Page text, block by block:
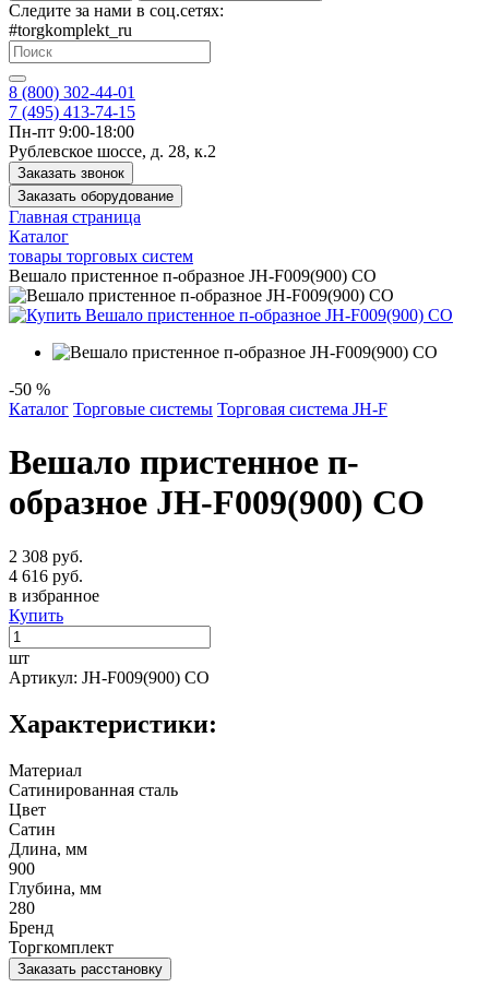
Следите за нами в соц.сетях:
#torgkomplekt_ru
8 (800) 302-44-01
7 (495) 413-74-15
Пн-пт 9:00-18:00
Рублевское шоссе, д. 28, к.2
Заказать звонок
Заказать оборудование
Главная страница
Каталог
товары торговых систем
Вешало пристенное п-образное JH-F009(900) CO
-50 %
Каталог Торговые системы Торговая система JH-F
Вешало пристенное п-
образное JH-F009(900) CO
2 308 руб.
4 616 руб.
в избранное
Купить
шт
Артикул: JH-F009(900) CO
Характеристики:
Материал
Сатинированная сталь
Цвет
Сатин
Длина, мм
900
Глубина, мм
280
Бренд
Торгкомплект
Заказать расстановку